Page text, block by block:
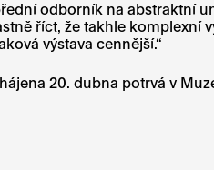
odborník na abstraktní
říct, že takhle komplexní
výstava cennější.“
20. dubna potrvá v